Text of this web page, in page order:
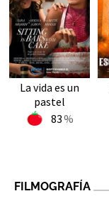
La vida es un
pastel
83
FILMOGRAFÍA